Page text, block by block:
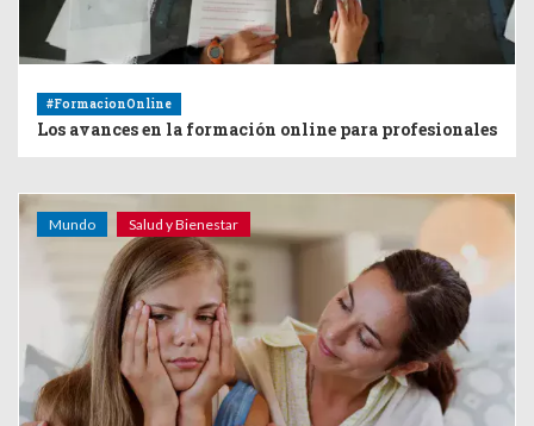
#FormacionOnline
Los avances en la formación online para profesionales
Mundo Salud y Bienestar